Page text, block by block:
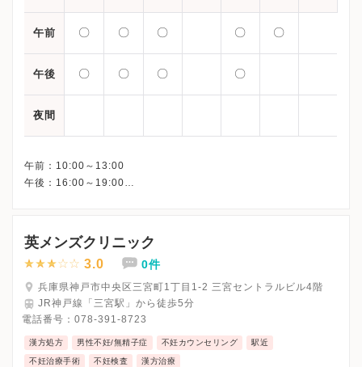
午前 〇 〇 〇 〇 〇
午後 〇 〇 〇 〇
夜間
午前：10:00～13:00
午後：16:00～19:00
英メンズクリニック
3.0 0件
兵庫県神戸市中央区三宮町1丁目1-2 三宮セントラルビル4階
JR神戸線「三宮駅」から徒歩5分
電話番号： 078-391-8723
漢方処方 男性不妊/無精子症 不妊カウンセリング 駅近
不妊治療手術 不妊検査 漢方治療